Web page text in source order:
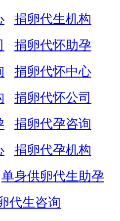
捐卵代生机构
捐卵代怀助孕
捐卵代怀中心
捐卵代怀公司
捐卵代孕咨询
捐卵代孕机构
单身供卵代生助孕
代生咨询